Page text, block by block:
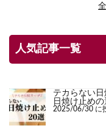
人気記事一覧
テカらない
日焼け止め
2025/06/30 に